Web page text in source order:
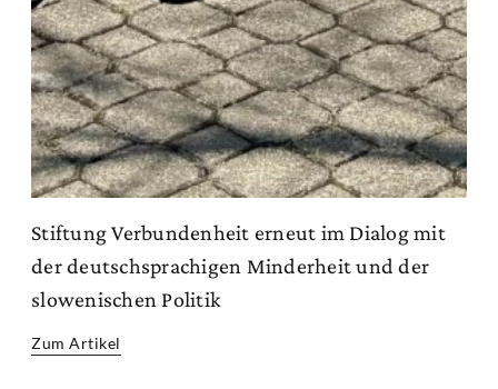
Stiftung Verbundenheit erneut im Dialog mit
der deutschsprachigen Minderheit und der
slowenischen Politik
Zum Artikel